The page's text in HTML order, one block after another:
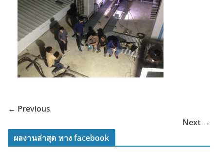
← Previous
Next →
ผลงานล่าสุด ทาง facebook